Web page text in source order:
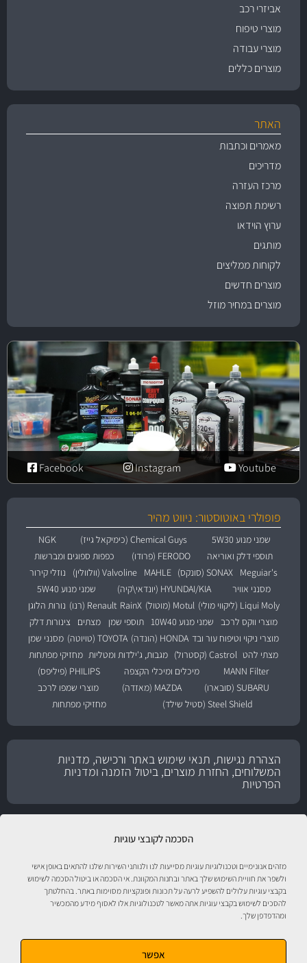
הסכמה לקובצי עוגיות
מזהים אנונימיים וטכנולוגיות עוגיות מסייעות לנו ולנותני השירות שלנו להתאים באופן אישי
ולשפר את חוויית השימוש שלך באתר ובחנות המקוונת. אי הסכמה או ביטול הסכמה לשימוש
בקבצי עוגיות עלולים להשפיע לרעה על תכונות ופונקציות מסוימות באתר. בהחלטתך
להסכים לשימוש בקבצי עוגיות אתה מאשר לטכנולוגיות אלו לאסוף מידע מהמכשיר
ומהדפדפן שלך.
אפשר
אביזרי רכב
מוצרי טיפוח
מוצרי עבודה
מוצרים כללים
האתר
מאמרים וכתבות
מדריכים
מרכז העזרה
רשימת תפוצה
ערוץ הוידאו
מותגים
לקוחות ממליצים
מוצרים חדשים
מוצרים במחיר מוזל
Youtube
Instagram
Facebook
פופולרי באוטוסטור: ניווט מהיר
שמני מנוע 5W30 Chemical Guys (כימיקאל גייז)
NGK
תוספי דלק ואוריאה
FERODO (פרודו)
כפפות ספוגים ומברשות
Meguiar's
SONAX (סונקס) MAHLE Valvoline (וולוולין)
נוזלי קירור
מסנני אוויר
HYUNDAI/KIA (יונדאי\קיה)
שמני מנוע 5W40
Liqui Moly (ליקווי מולי)
Motul (מוטול) RainX Renault (רנו)
נורות הלוגן
מוצרי ווקס לרכב
שמני מנוע 10W40 תוספי שמן מצתים
צינורות דלק
מוצרי ניקוי וטיפוח עור ובד HONDA (הונדה) TOYOTA (טויוטה)
מסנני שמן
מצתי להט Castrol (קסטרול) מגבות, ג'ילדות ומטליות מחזיקי מפתחות
MANN Filter
מיכלים ומיכלי הקצפה
PHILIPS (פיליפס)
SUBARU (סובארו)
MAZDA (מאזדה)
מוצרי שמפו לרכב
Steel Shield (סטיל שילד)
מחזיקי מפתחות
הצהרת נגישות, תנאי שימוש באתר ורכישה, מדניות
המשלוחים, החזרת מוצרים, ביטול הזמנה ומדניות
הפרטיות